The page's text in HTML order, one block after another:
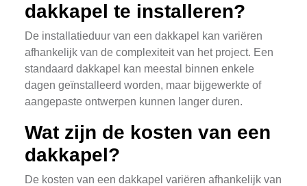
dakkapel te installeren?
De installatieduur van een dakkapel kan variëren
afhankelijk van de complexiteit van het project. Een
standaard dakkapel kan meestal binnen enkele
dagen geïnstalleerd worden, maar bijgewerkte of
aangepaste ontwerpen kunnen langer duren.
Wat zijn de kosten van een
dakkapel?
De kosten van een dakkapel variëren afhankelijk van